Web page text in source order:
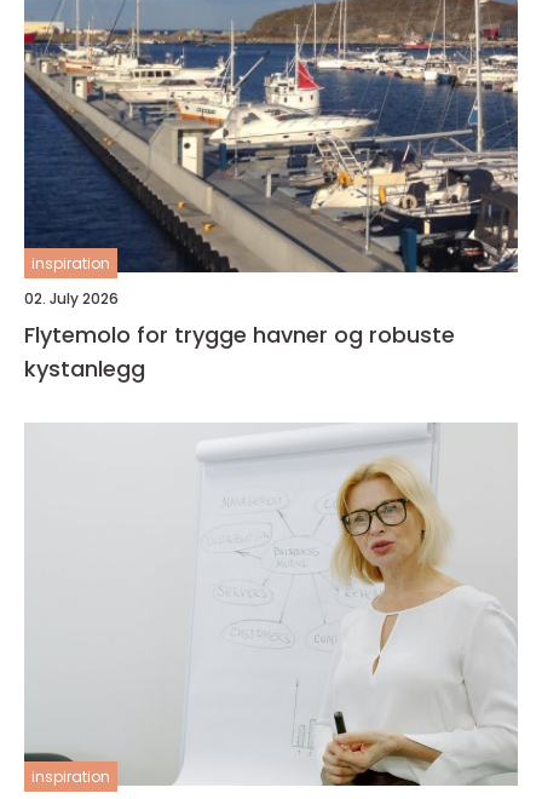
inspiration
02. July 2026
Flytemolo for trygge havner og robuste
kystanlegg
inspiration